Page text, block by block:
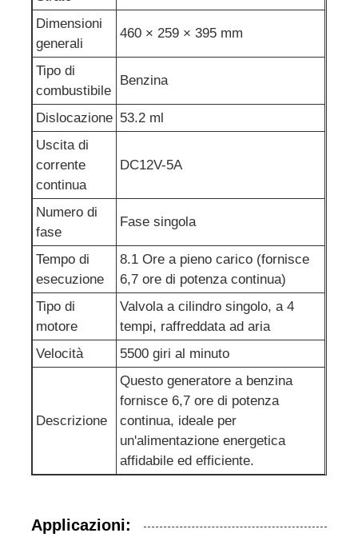
pompa per acqua di scarico
Dimensioni
generali
460 × 259 × 395 mm
Tipo di
combustibile
Benzina
Dislocazione 53.2 ml
Uscita di
corrente
continua
DC12V-5A
Numero di
fase
Fase singola
Tempo di
esecuzione
8.1 Ore a pieno carico (fornisce
6,7 ore di potenza continua)
Tipo di
motore
Valvola a cilindro singolo, a 4
tempi, raffreddata ad aria
Velocità
5500 giri al minuto
Descrizione
Questo generatore a benzina
fornisce 6,7 ore di potenza
continua, ideale per
un'alimentazione energetica
affidabile ed efficiente.
Applicazioni: